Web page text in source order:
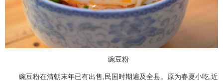
豌豆粉
豌豆粉在清朝末年已有出售,民国时期遍及全县。原为春夏小吃,近